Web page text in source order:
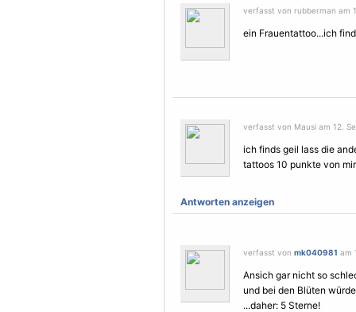
verfasst von rubberman am
ein Frauentattoo...ich
verfasst von Mausi am 12.
ich finds geil lass die
tattoos 10 punkte von
Antworten anzeigen
verfasst von mk040981 am
Ansich gar nicht so
und bei den Blüten
...daher: 5 Sterne!